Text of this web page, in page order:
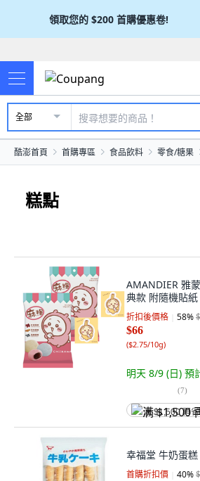
領取您的 $200 首購優惠卷!
全部
酷澎首頁 首購專區 食品飲料 零食/糖果
糕點
AMANDIER 雅
典款 附隨機貼
折扣後價格 58%
$66
($2.75/10g)
明天 8/9 (日) 預
(7)
满 $1,500 再
幸福堂 牛奶蛋
首購折扣價 40%